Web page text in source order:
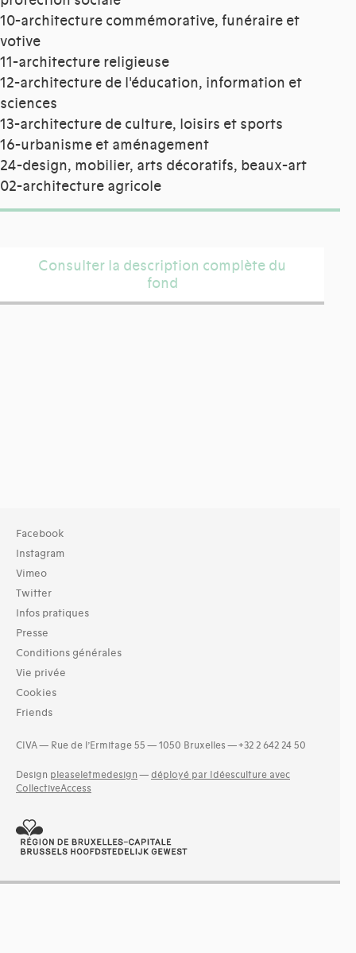
10-architecture commémorative, funéraire et
votive
11-architecture religieuse
12-architecture de l'éducation, information et
sciences
13-architecture de culture, loisirs et sports
16-urbanisme et aménagement
24-design, mobilier, arts décoratifs, beaux-art
02-architecture agricole
Consulter la description complète du
fond
Facebook
Instagram
Vimeo
Twitter
Infos pratiques
Presse
Conditions générales
Vie privée
Cookies
Friends
CIVA — Rue de l’Ermitage 55 — 1050 Bruxelles — +32 2 642 24 50
Design pleaseletmedesign — déployé par Idéesculture avec
CollectiveAccess